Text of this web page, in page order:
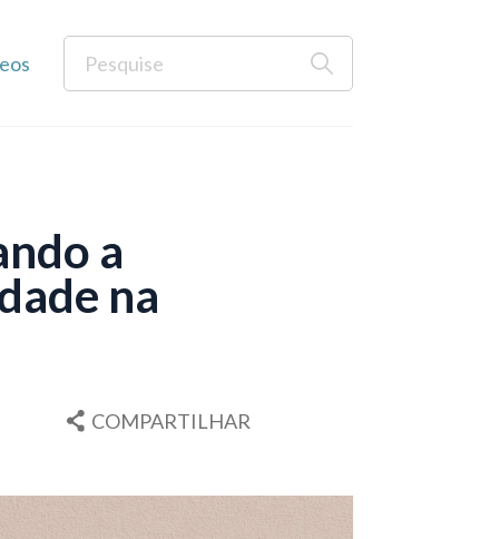
a
na
COMPARTILHAR